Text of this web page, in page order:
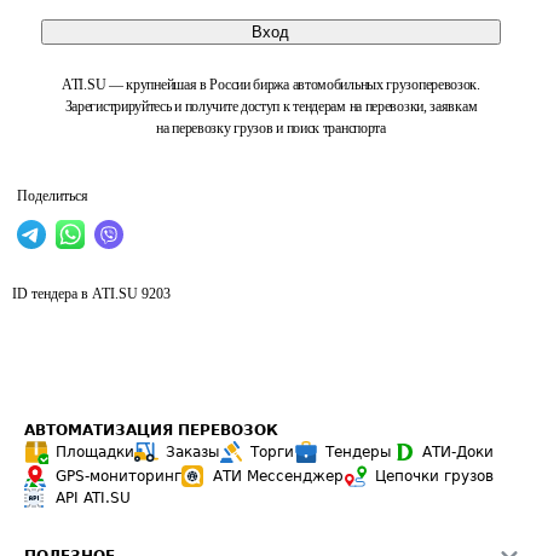
Вход
ATI.SU — крупнейшая в России биржа автомобильных грузоперевозок.
Зарегистрируйтесь и получите доступ к тендерам на перевозки, заявкам
на перевозку грузов и поиск транспорта
Поделиться
ID тендера в ATI.SU 9203
АВТОМАТИЗАЦИЯ ПЕРЕВОЗОК
Площадки
Заказы Торги Тендеры
АТИ-Доки
GPS-мониторинг
АТИ Мессенджер
Цепочки грузов
API ATI.SU